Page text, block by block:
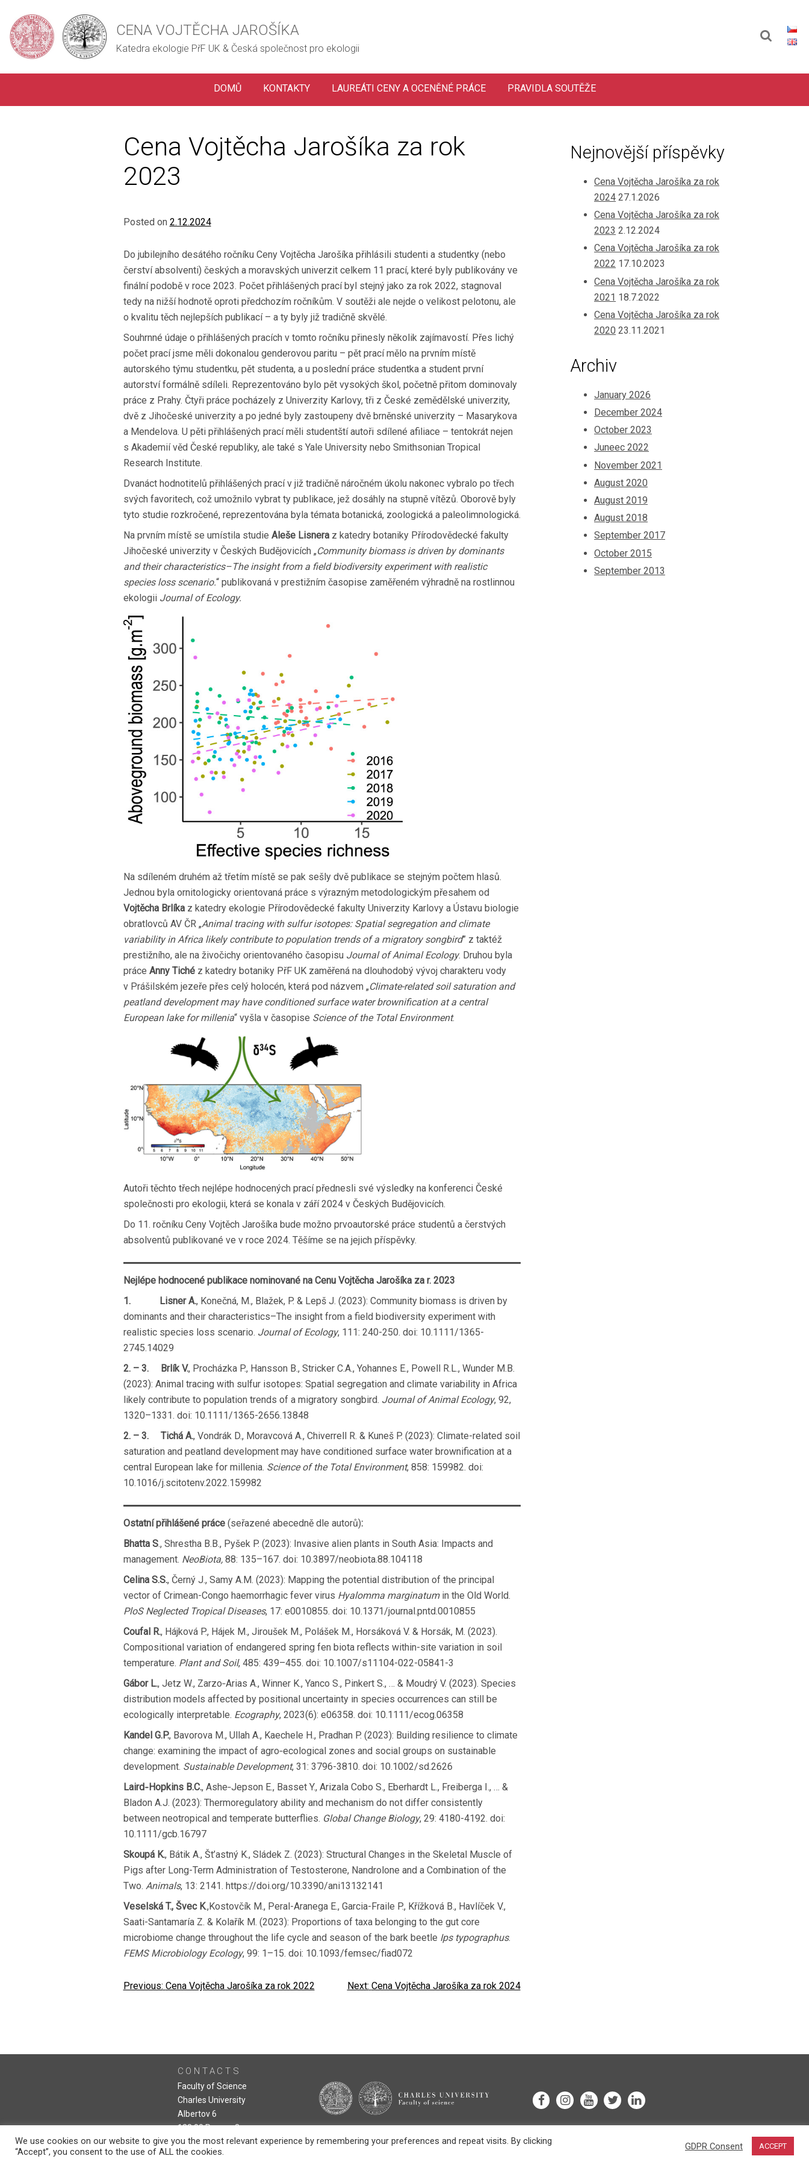
CENA VOJTĚCHA JAROŠÍKA
Katedra ekologie PřF UK & Česká společnost pro ekologii
DOMŮ KONTAKTY LAUREÁTI CENY A OCENĚNÉ PRÁCE PRAVIDLA SOUTĚŽE
Cena Vojtěcha Jarošíka za rok
2023
Posted on 2.12.2024
Do jubilejního desátého ročníku Ceny Vojtěcha Jarošíka přihlásili studenti a studentky (nebo
čerství absolventi) českých a moravských univerzit celkem 11 prací, které byly publikovány ve
finální podobě v roce 2023. Počet přihlášených prací byl stejný jako za rok 2022, stagnoval
tedy na nižší hodnotě oproti předchozím ročníkům. V soutěži ale nejde o velikost pelotonu, ale
o kvalitu těch nejlepších publikací – a ty byly již tradičně skvělé.
Souhrnné údaje o přihlášených pracích v tomto ročníku přinesly několik zajímavostí. Přes lichý
počet prací jsme měli dokonalou genderovou paritu – pět prací mělo na prvním místě
autorského týmu studentku, pět studenta, a u poslední práce studentka a student první
autorství formálně sdíleli. Reprezentováno bylo pět vysokých škol, početně přitom dominovaly
práce z Prahy. Čtyři práce pocházely z Univerzity Karlovy, tři z České zemědělské univerzity,
dvě z Jihočeské univerzity a po jedné byly zastoupeny dvě brněnské univerzity – Masarykova
a Mendelova. U pěti přihlášených prací měli studentští autoři sdílené afiliace – tentokrát nejen
s Akademií věd České republiky, ale také s Yale University nebo Smithsonian Tropical
Research Institute.
Dvanáct hodnotitelů přihlášených prací v již tradičně náročném úkolu nakonec vybralo po třech
svých favoritech, což umožnilo vybrat ty publikace, jež dosáhly na stupně vítězů. Oborově byly
tyto studie rozkročené, reprezentována byla témata botanická, zoologická a paleolimnologická.
Na prvním místě se umístila studie Aleše Lisnera z katedry botaniky Přírodovědecké fakulty
Jihočeské univerzity v Českých Budějovicích „Community biomass is driven by dominants
and their characteristics–The insight from a field biodiversity experiment with realistic
species loss scenario.“ publikovaná v prestižním časopise zaměřeném výhradně na rostlinnou
ekologii Journal of Ecology.
Na sdíleném druhém až třetím místě se pak sešly dvě publikace se stejným počtem hlasů.
Jednou byla ornitologicky orientovaná práce s výrazným metodologickým přesahem od
Vojtěcha Brlíka z katedry ekologie Přírodovědecké fakulty Univerzity Karlovy a Ústavu biologie
obratlovců AV ČR „Animal tracing with sulfur isotopes: Spatial segregation and climate
variability in Africa likely contribute to population trends of a migratory songbird” z taktéž
prestižního, ale na živočichy orientovaného časopisu Journal of Animal Ecology. Druhou byla
práce Anny Tichéz katedry botaniky PřF UK zaměřená na dlouhodobý vývoj charakteru vody
v Prášilském jezeře přes celý holocén, která pod názvem „Climate-related soil saturation and
peatland development may have conditioned surface water brownification at a central
European lake for millenia“ vyšla v časopise Science of the Total Environment.
Autoři těchto třech nejlépe hodnocených prací přednesli své výsledky na konferenci České
společnosti pro ekologii, která se konala v září 2024 v Českých Budějovicích.
Do 11. ročníku Ceny Vojtěch Jarošíka bude možno prvoautorské práce studentů a čerstvých
absolventů publikované ve v roce 2024. Těšíme se na jejich příspěvky.
Nejlépe hodnocené publikace nominované na Cenu Vojtěcha Jarošíka za r. 2023
1.
Lisner A., Konečná, M., Blažek, P. & Lepš J. (2023): Community biomass is driven by
dominants and their characteristics–The insight from a field biodiversity experiment with
realistic species loss scenario. Journal of Ecology, 111: 240-250. doi: 10.1111/1365-
2745.14029
2. – 3.
Brlík V., Procházka P., Hansson B., Stricker C.A., Yohannes E., Powell R.L., Wunder M.B.
(2023): Animal tracing with sulfur isotopes: Spatial segregation and climate variability in Africa
likely contribute to population trends of a migratory songbird. Journal of Animal Ecology, 92,
1320–1331. doi: 10.1111/1365-2656.13848
2. – 3. Tichá A., Vondrák D., Moravcová A., Chiverrell R. & Kuneš P. (2023): Climate-related soil
saturation and peatland development may have conditioned surface water brownification at a
central European lake for millenia. Science of the Total Environment, 858: 159982. doi:
10.1016/j.scitotenv.2022.159982
Ostatní přihlášené práce (seřazené abecedně dle autorů):
Bhatta S., Shrestha B.B., Pyšek P. (2023): Invasive alien plants in South Asia: Impacts and
management. NeoBiota,88: 135–167. doi: 10.3897/neobiota.88.104118
Celina S.S., Černý J., Samy A.M. (2023): Mapping the potential distribution of the principal
vector of Crimean-Congo haemorrhagic fever virus Hyalomma marginatumin the Old World.
PloS Neglected Tropical Diseases, 17: e0010855. doi: 10.1371/journal.pntd.0010855
Coufal R., Hájková P., Hájek M., Jiroušek M., Polášek M., Horsáková V. & Horsák, M. (2023).
Compositional variation of endangered spring fen biota reflects within-site variation in soil
temperature. Plant and Soil, 485: 439–455. doi: 10.1007/s11104-022-05841-3
Gábor L., Jetz W., Zarzo‐Arias A., Winner K., Yanco S., Pinkert S., … & Moudrý V. (2023). Species
distribution models affected by positional uncertainty in species occurrences can still be
ecologically interpretable. Ecography, 2023(6): e06358. doi: 10.1111/ecog.06358
Kandel G.P., Bavorova M., Ullah A., Kaechele H., Pradhan P. (2023): Building resilience to climate
change: examining the impact of agro‐ecological zones and social groups on sustainable
development. Sustainable Development, 31: 3796-3810. doi: 10.1002/sd.2626
Laird‐Hopkins B.C., Ashe‐Jepson E., Basset Y., Arizala Cobo S., Eberhardt L., Freiberga I., … &
Bladon A.J. (2023): Thermoregulatory ability and mechanism do not differ consistently
between neotropical and temperate butterflies. Global Change Biology, 29: 4180-4192. doi:
10.1111/gcb.16797
Skoupá K., Bátik A., Št’astný K., Sládek Z. (2023): Structural Changes in the Skeletal Muscle of
Pigs after Long-Term Administration of Testosterone, Nandrolone and a Combination of the
Two. Animals, 13: 2141. https://doi.org/10.3390/ani13132141
Veselská T., Švec K.,Kostovčík M., Peral-Aranega E., Garcia-Fraile P., Křížková B., Havlíček V.,
Saati-Santamaría Z. & Kolařík M. (2023): Proportions of taxa belonging to the gut core
microbiome change throughout the life cycle and season of the bark beetle Ips typographus.
FEMS Microbiology Ecology, 99: 1–15. doi: 10.1093/femsec/fiad072
Navigace
Previous: Cena Vojtěcha Jarošíka za rok 2022 Next: Cena Vojtěcha Jarošíka za rok 2024
Nejnovější příspěvky
Cena Vojtěcha Jarošíka za rok
2024 27.1.2026
Cena Vojtěcha Jarošíka za rok
2023 2.12.2024
Cena Vojtěcha Jarošíka za rok
2022 17.10.2023
Cena Vojtěcha Jarošíka za rok
2021 18.7.2022
Cena Vojtěcha Jarošíka za rok
2020 23.11.2021
Archiv
January 2026
December 2024
October 2023
Juneec 2022
November 2021
August 2020
August 2019
August 2018
September 2017
October 2015
September 2013
CONTACTS
Faculty of Science
Charles University
Albertov 6
128 00 Prague 2
Copyright © 2026, Faculty of Science, Charles University. Developed by Daniel Paluba. Design by
We use cookies on our website to give you the most relevant experience by remembering your preferences and repeat visits. By clicking
“Accept”, you consent to the use of ALL the cookies.
GDPR Consent ACCEPT